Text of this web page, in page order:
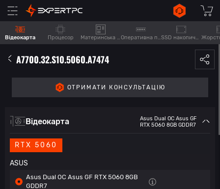
Відеокарта Процесор Материнська плата Оперативна пам'ять SSD накопичувач
A7700.32.S10.5060.A7474
ОТРИМАТИ КОНСУЛЬТАЦІЮ
Відеокарта
Asus Dual OC Asus GF
RTX 5060 8GB GDDR7
RTX 5060
ASUS
Asus Dual OC Asus GF RTX 5060 8GB
GDDR7